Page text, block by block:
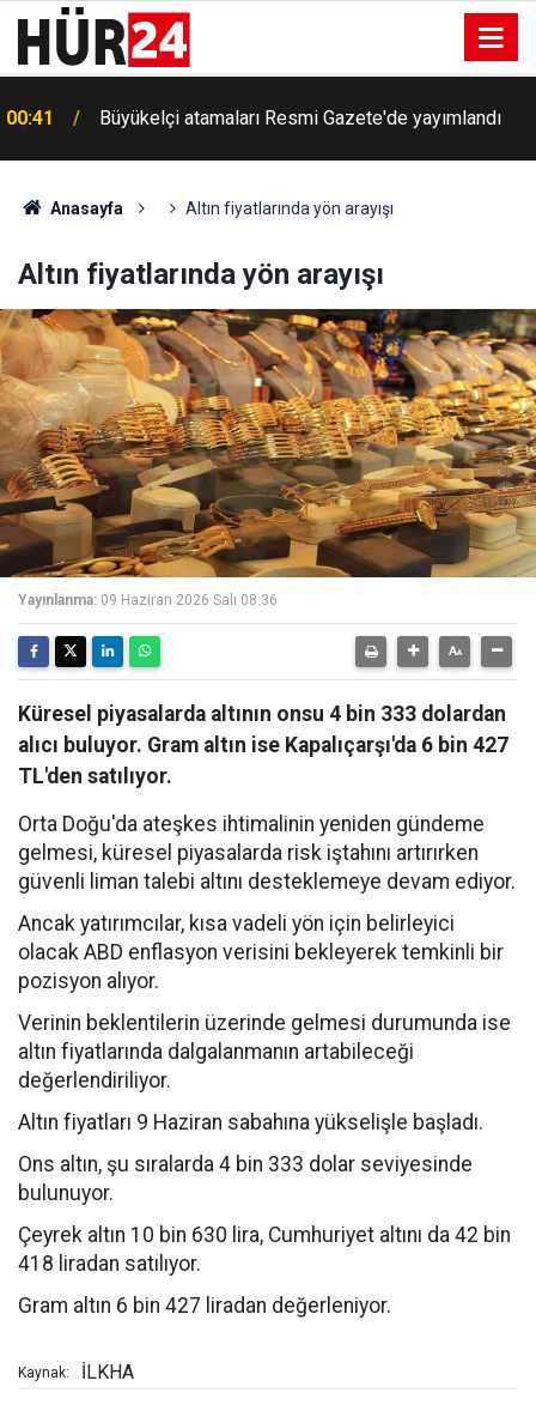
00:41 Büyükelçi atamaları Resmi Gazete'de yayımlandı
Anasayfa Altın fiyatlarında yön arayışı
Altın fiyatlarında yön arayışı
Yayınlanma: 09 Haziran 2026 Salı 08:36
Küresel piyasalarda altının onsu 4 bin 333 dolardan
alıcı buluyor. Gram altın ise Kapalıçarşı'da 6 bin 427
TL'den satılıyor.
Orta Doğu'da ateşkes ihtimalinin yeniden gündeme
gelmesi, küresel piyasalarda risk iştahını artırırken
güvenli liman talebi altını desteklemeye devam ediyor.
Ancak yatırımcılar, kısa vadeli yön için belirleyici
olacak ABD enflasyon verisini bekleyerek temkinli bir
pozisyon alıyor.
Verinin beklentilerin üzerinde gelmesi durumunda ise
altın fiyatlarında dalgalanmanın artabileceği
değerlendiriliyor.
Altın fiyatları 9 Haziran sabahına yükselişle başladı.
Ons altın, şu sıralarda 4 bin 333 dolar seviyesinde
bulunuyor.
Çeyrek altın 10 bin 630 lira, Cumhuriyet altını da 42 bin
418 liradan satılıyor.
Gram altın 6 bin 427 liradan değerleniyor.
Kaynak: İLKHA